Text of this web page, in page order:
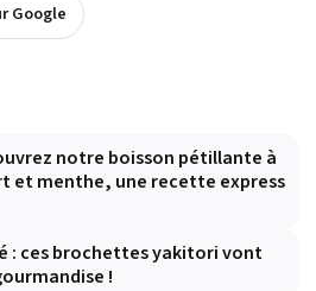
Google
notre boisson pétillante à
et menthe, une recette express
: ces brochettes yakitori vont
!